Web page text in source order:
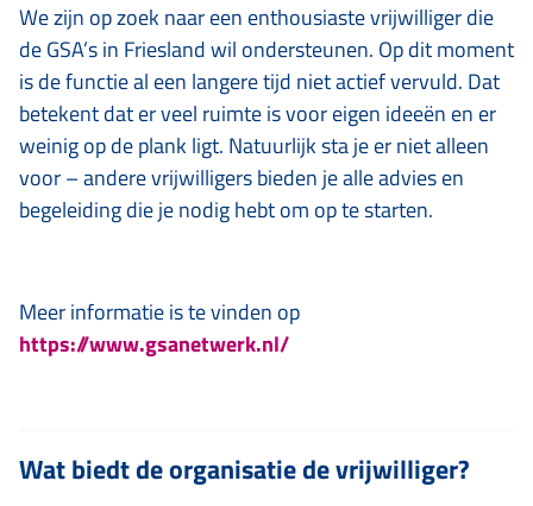
We zijn op zoek naar een enthousiaste vrijwilliger die
de GSA’s in Friesland wil ondersteunen. Op dit moment
is de functie al een langere tijd niet actief vervuld. Dat
betekent dat er veel ruimte is voor eigen ideeën en er
weinig op de plank ligt. Natuurlijk sta je er niet alleen
voor – andere vrijwilligers bieden je alle advies en
begeleiding die je nodig hebt om op te starten.
Meer informatie is te vinden op
https://www.gsanetwerk.nl/
Wat biedt de organisatie de vrijwilliger?